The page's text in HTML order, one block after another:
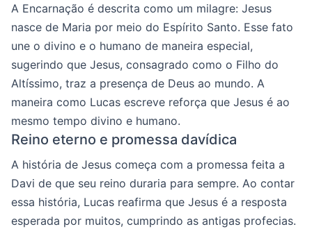
A Encarnação é descrita como um milagre: Jesus
nasce de Maria por meio do Espírito Santo. Esse fato
une o divino e o humano de maneira especial,
sugerindo que Jesus, consagrado como o Filho do
Altíssimo, traz a presença de Deus ao mundo. A
maneira como Lucas escreve reforça que Jesus é ao
mesmo tempo divino e humano.
Reino eterno e promessa davídica
A história de Jesus começa com a promessa feita a
Davi de que seu reino duraria para sempre. Ao contar
essa história, Lucas reafirma que Jesus é a resposta
esperada por muitos, cumprindo as antigas profecias.